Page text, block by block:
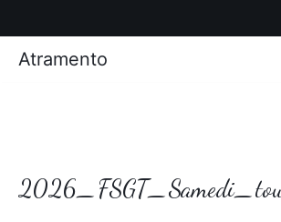
Atramento
Photos